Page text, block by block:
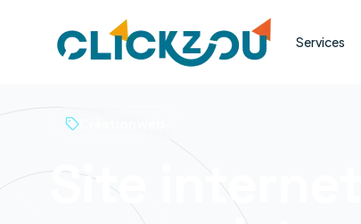
Services
Site internet